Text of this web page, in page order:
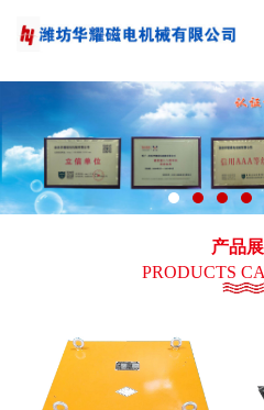
产品
PRODUCTS